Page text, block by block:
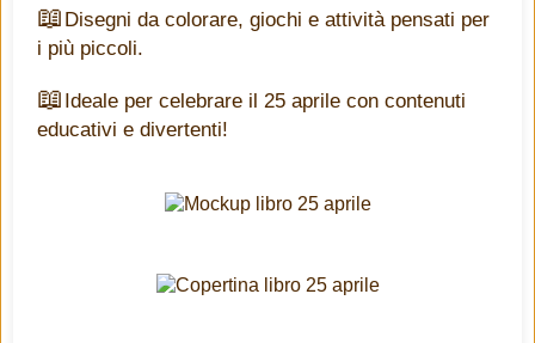
Disegni da colorare, giochi e attività pensati per
i più piccoli.
Ideale per celebrare il 25 aprile con contenuti
educativi e divertenti!